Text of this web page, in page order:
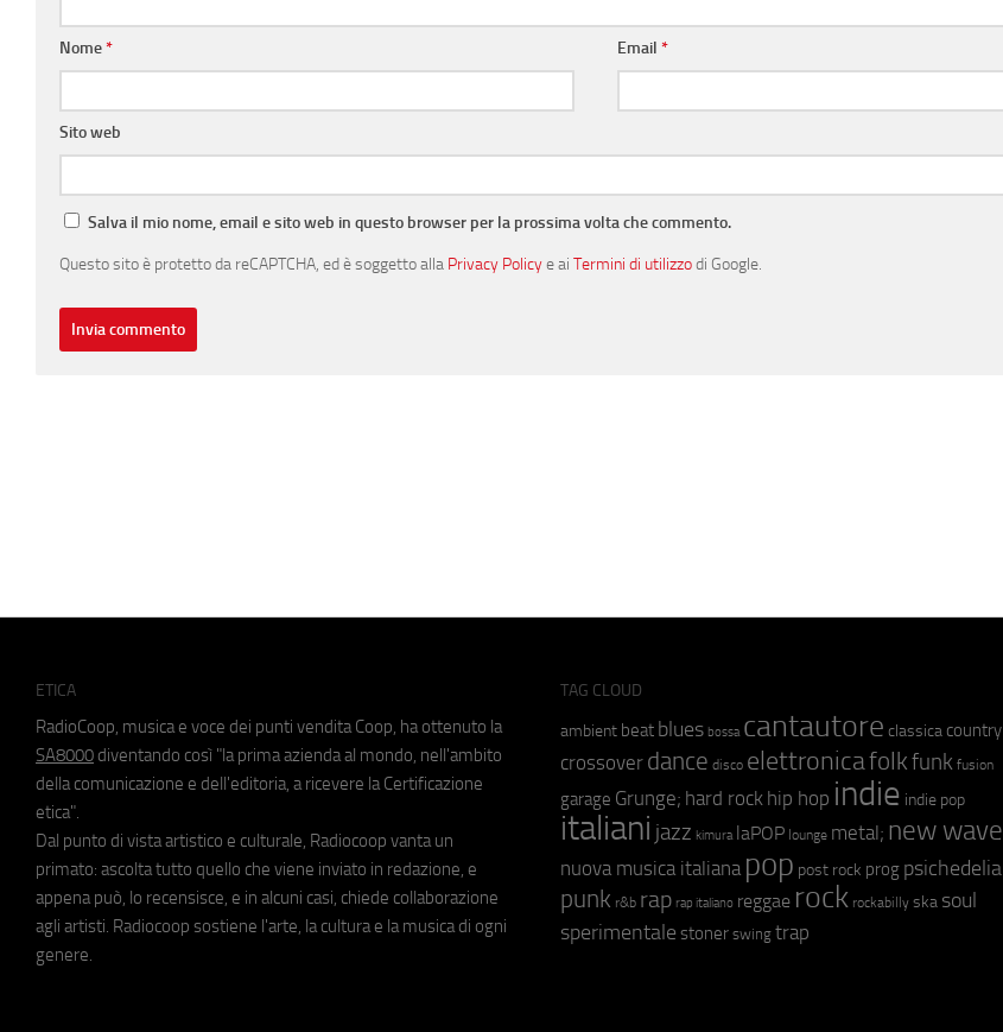
Nome* Email*
Sito web
Salva il mio nome, email e sito web in questo browser per la prossima volta che commento.
Questo sito è protetto da reCAPTCHA, ed è soggetto alla Privacy Policye ai Termini di utilizzodi Google.
ETICA
RadioCoop, musica e voce dei punti vendita Coop, ha ottenuto la
SA8000 diventando così "la prima azienda al mondo, nell'ambito
della comunicazione e dell'editoria, a ricevere la Certificazione
etica".
Dal punto di vista artistico e culturale, Radiocoop vanta un
primato: ascolta tutto quello che viene inviato in redazione, e
appena può, lo recensisce, e in alcuni casi, chiede collaborazione
agli artisti. Radiocoop sostiene l'arte, la cultura e la musica di ogni
genere.
TAG CLOUD
ambient beat blues bossa cantautore classica country
crossover dance disco elettronicafolkfunk fusion
garage Grunge; hard rock hip hop indie indie pop
italiani jazz kimura laPOP lounge metal; new wave
nuova musica italiana pop post rock prog psichedelia
punk r&b rap rap italiano reggae rock rockabilly ska soul
sperimentale stoner swing trap